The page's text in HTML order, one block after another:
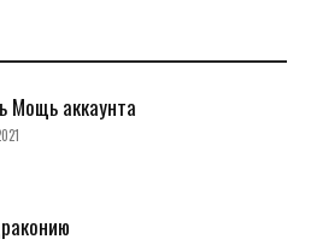
Мощь аккаунта